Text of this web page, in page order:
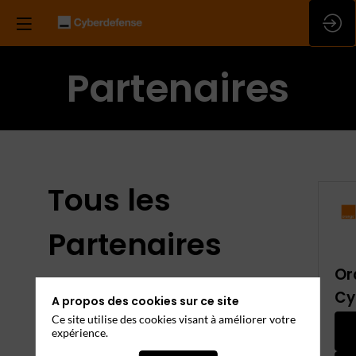
Partenaires
Tous les
Partenaires
A propos des cookies sur ce site
Ce site utilise des cookies visant à améliorer votre
expérience.